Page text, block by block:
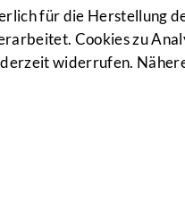
für die Herstellung
Cookies zu
widerrufen.